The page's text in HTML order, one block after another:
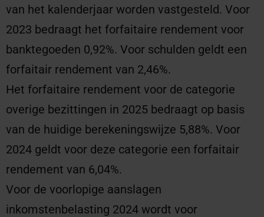
van het kalenderjaar worden vastgesteld. Voor
2023 bedraagt het forfaitaire rendement voor
banktegoeden 0,92%. Voor schulden geldt een
forfaitair rendement van 2,46%.
Het forfaitaire rendement voor de categorie
overige bezittingen in 2025 bedraagt op basis
van de huidige berekeningswijze 5,88%. Voor
2024 geldt voor deze categorie een forfaitair
rendement van 6,04%.
Voor de voorlopige aanslagen
inkomstenbelasting 2024 wordt voor